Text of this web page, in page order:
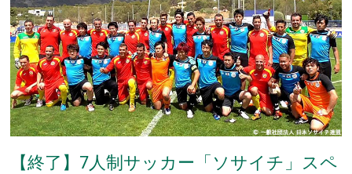
【終了】7人制サッカー「ソサイチ」スペ